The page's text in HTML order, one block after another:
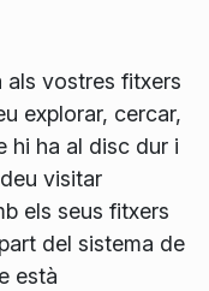
als vostres fitxers
explorar, cercar,
hi ha al disc dur i
visitar
els seus fitxers
del sistema de
està